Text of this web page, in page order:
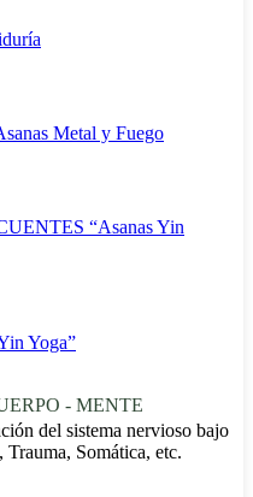
Metal y Fuego
“Asanas Yin
Yoga”
- MENTE
del sistema nervioso bajo
Trauma, Somática, etc.